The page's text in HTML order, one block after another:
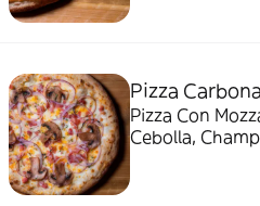
Pizza
Pizza Con
Cebolla,